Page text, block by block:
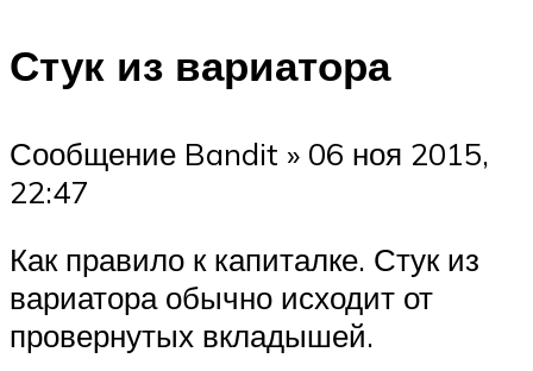
Стук из вариатора
Сообщение Bandit » 06 ноя 2015,
22:47
Как правило к капиталке. Стук из
вариатора обычно исходит от
провернутых вкладышей.